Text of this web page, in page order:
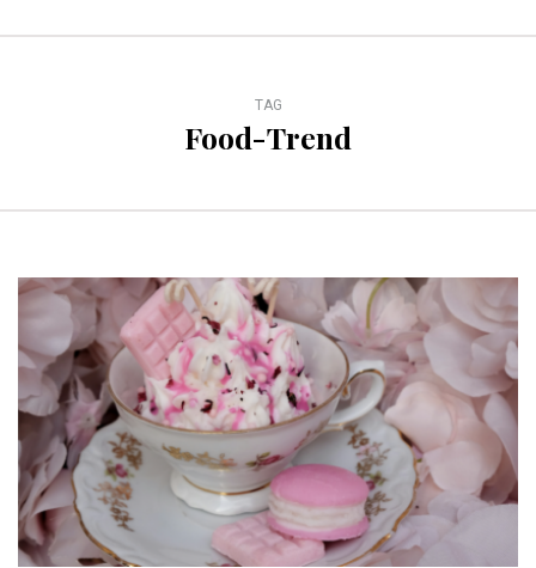
TAG
Food-Trend